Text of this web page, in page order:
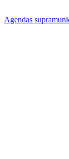
Agendas